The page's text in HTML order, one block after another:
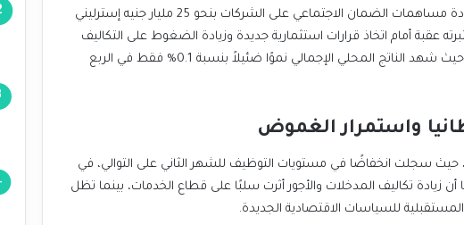
إحدى أبرز السياسات في الميزانية الجديدة هي زيادة مساهمات الضمان الاجتماعي على الشركات بنحو 25 مليار جنيه إسترليني
عقبة أمام اتخاذ قرارات استثمارية جديدة وزيادة الضغوط على التكاليف
التشغيلية. كما أظهرت البيانات تباطؤ الاقتصاد، حيث شهد الناتج المحلي الإجمالي نموًا ضئيلاً بنسبة 0.1% فقط في الربع
واستمرار الغموض
سجلت انخفاضًا في مستويات التوظيف للشهر الثاني على التوالي، في
زيادة تكاليف المدخلات والأجور أثرت سلبًا على قطاع الخدمات، بينما تظل
للسياسات الاقتصادية الجديدة.